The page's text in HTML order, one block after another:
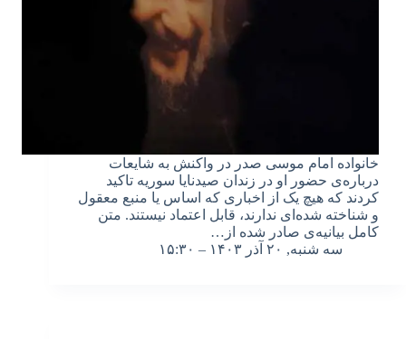
خانواده امام موسی صدر در واکنش به شایعات
درباره‌ی حضور او در زندان صیدنایا سوریه تاکید
کردند که هیچ یک از اخباری که اساس یا منبع معقول
و شناخته شده‌ای ندارند، قابل اعتماد نیستند. متن
کامل بیانیه‌ی صادر شده از…
سه شنبه, ۲۰ آذر ۱۴۰۳ – ۱۵:۳۰